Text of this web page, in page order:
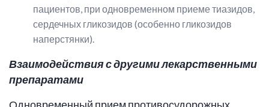
пациентов, при одновременном приеме тиазидов,
сердечных гликозидов (особенно гликозидов
наперстянки).
Взаимодействия с другими лекарственными
препаратами